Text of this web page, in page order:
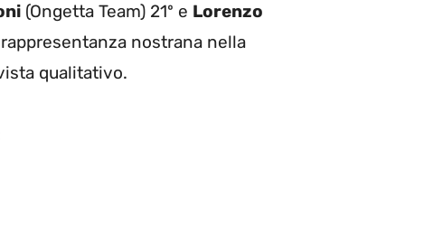
(Ongetta Team) 21º e Lorenzo
nostrana nella
qualitativo.